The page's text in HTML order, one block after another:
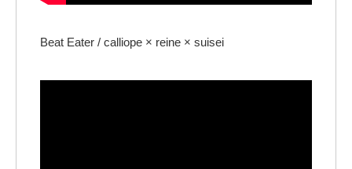
Beat Eater / calliope × reine × suisei